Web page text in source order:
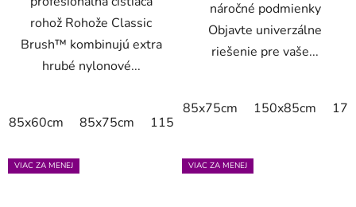
rohož Rohože Classic
Brush™ kombinujú extra
hrubé nylonové...
85x60cm 85x75cm 115x85cm
náročné podmienky
Objavte univerzálne
riešenie pre vaše...
85x75cm 150x85cm
VIAC ZA MENEJ VIAC ZA MENEJ